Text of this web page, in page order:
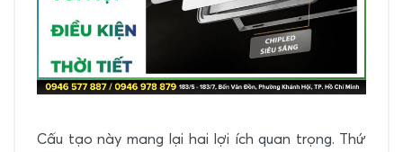
Cấu tạo này mang lại hai lợi ích quan trọng. Thứ